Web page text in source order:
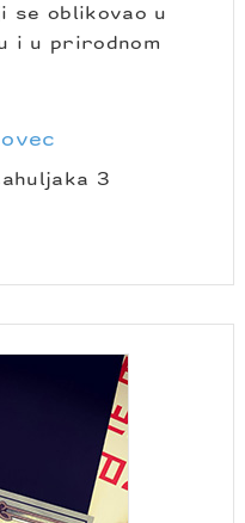
se oblikovao u
i u prirodnom
3